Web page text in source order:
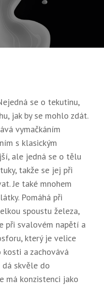
se o tekutinu,
jak by se mohlo zdát.
vymačkáním
s klasickým
ale jedná se o tělu
takže se jej při
Je také mnohem
Pomáhá při
spoustu železa,
při svalovém napětí a
který je velice
kosti a zachovává
skvěle do
má konzistenci jako